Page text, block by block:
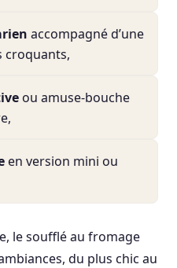
accompagné d’une
croquants,
ou amuse-bouche
en version mini ou
le soufflé au fromage
du plus chic au